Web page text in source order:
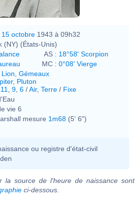
15 octobre 1943 à 09h32
(NY) (États-Unis)
AS : 18°58' Scorpion
MC : 0°08' Vierge
Lion Gémeaux
, Pluton
11 9 6 /Air, Terre / Fixe
vie 6
mesure 1m68 (5' 6")
ou registre d'état-civil
la source de l'heure de naissance sont
ci-dessous.